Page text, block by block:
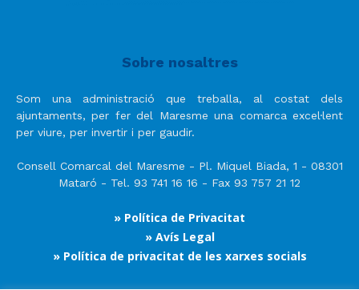
Sobre nosaltres
Som una administració que treballa, al costat dels
ajuntaments, per fer del Maresme una comarca excel·lent
per viure, per invertir i per gaudir.
Consell Comarcal del Maresme - Pl. Miquel Biada, 1 - 08301
Mataró - Tel. 93 741 16 16 - Fax 93 757 21 12
» Política de Privacitat
» Avís Legal
» Política de privacitat de les xarxes socials